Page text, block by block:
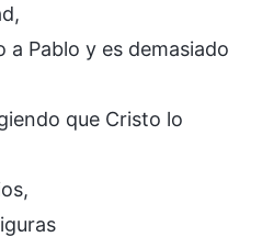
a Pablo y es demasiado
que Cristo lo